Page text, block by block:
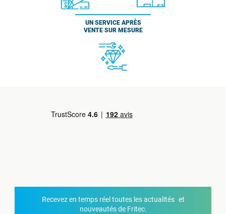
UN SERVICE APRÈS
VENTE SUR MESURE
Recevez en temps réel toutes les actualités et
nouveautés de Fritec.